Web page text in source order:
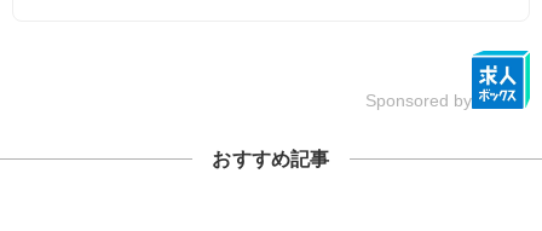
Sponsored by
おすすめ記事